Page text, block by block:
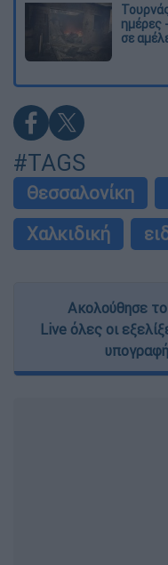
ημέρες
σε
#TAGS
Θεσσαλονίκη
Χαλκιδική
Ακολούθησε
Live όλες οι